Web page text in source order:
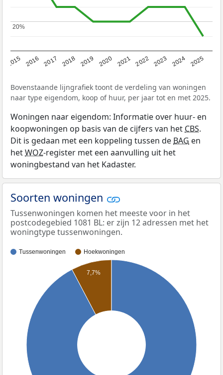
2015 2016 2017 2018 2019 2020 2021 2022 2023 2024 2025
20%
20%
Bovenstaande lijngrafiek toont de verdeling van woningen
naar type eigendom, koop of huur, per jaar tot en met 2025.
Woningen naar eigendom: Informatie over huur- en
koopwoningen op basis van de cijfers van hetCBS.
Dit is gedaan met een koppeling tussen deBAG en
hetWOZ-register met een aanvulling uit het
woningbestand van het Kadaster.
Soorten woningen
Tussenwoningen komen het meeste voor in het
postcodegebied 1081 BL: er zijn 12 adressen met het
woningtype tussenwoningen.
Tussenwoningen Hoekwoningen
7,7%